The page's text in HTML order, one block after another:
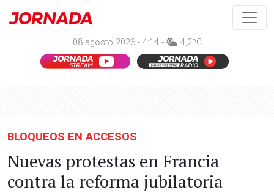
08 agosto 2026 - 4:14 - 4,2ºC
BLOQUEOS EN ACCESOS
Nuevas protestas en Francia
contra la reforma jubilatoria